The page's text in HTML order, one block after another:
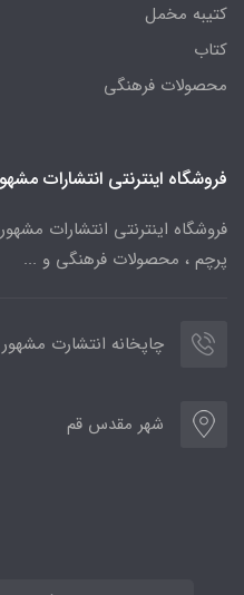
کتیبه مخمل
کتاب
محصولات فرهنگی
فروشگاه اینترنتی انتشارات
فروشگاه اینترنتی انتشارات
پرچم ، محصولات فرهنگی و ...
چاپخانه انتشارت مشهور 09386774004
شهر مقدس قم